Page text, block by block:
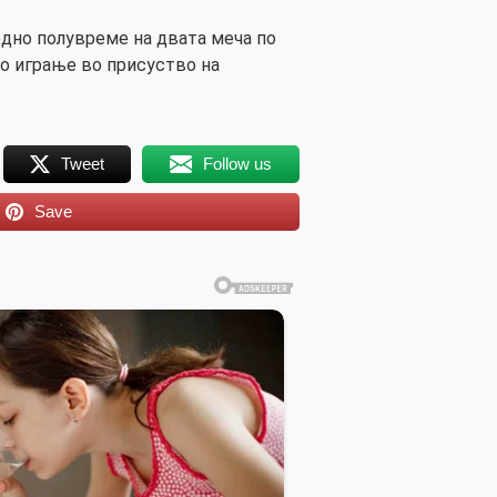
полувреме на двата меча по
играње во присуство на
Tweet Follow us
Save